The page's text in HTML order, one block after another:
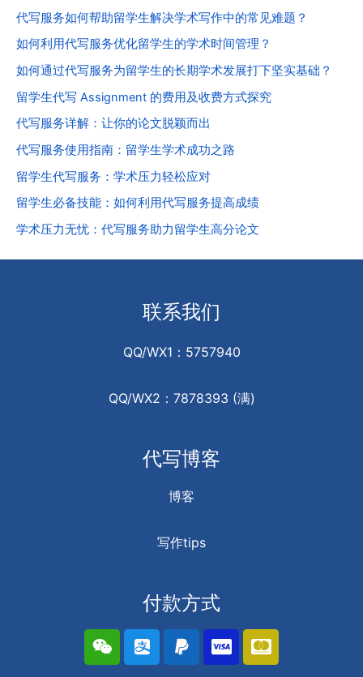
代写服务如何帮助留学生解决学术写作中的常见难题？
如何利用代写服务优化留学生的学术时间管理？
如何通过代写服务为留学生的长期学术发展打下坚实基础？
留学生代写 Assignment 的费用及收费方式探究
代写服务详解：让你的论文脱颖而出
代写服务使用指南：留学生学术成功之路
留学生代写服务：学术压力轻松应对
留学生必备技能：如何利用代写服务提高成绩
学术压力无忧：代写服务助力留学生高分论文
联系我们
QQ/WX1：5757940
QQ/WX2：7878393 (满)
代写博客
博客
写作tips
付款方式